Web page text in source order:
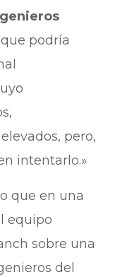
podría
pero,
intentarlo.»
que en una
equipo
sobre una
del